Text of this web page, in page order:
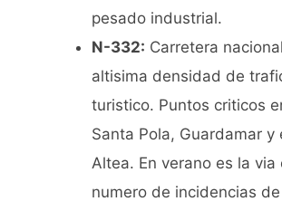
pesado industrial.
N-332: Carretera
altisima densidad de
turistico. Puntos criticos
Santa Pola, Guardamar y
Altea. En verano es la via
numero de incidencias